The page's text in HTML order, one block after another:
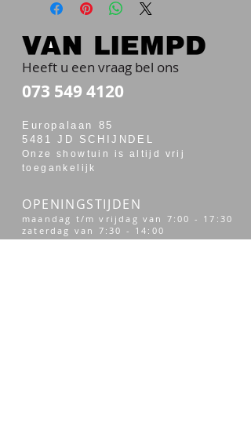
Heeft u een vraag bel ons
073 549 4120
Europalaan 85
5481 JD SCHIJNDEL
Onze showtuin is altijd vrij
toegankelijk
OPENINGSTIJDEN
maandag t/m vrijdag van 7:00 - 17:30
zaterdag van 7:30 - 14:00